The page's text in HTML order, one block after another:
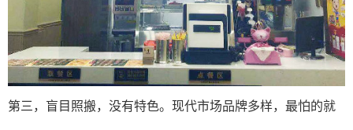
第三，盲目照搬，没有特色。现代市场品牌多样，最怕的就